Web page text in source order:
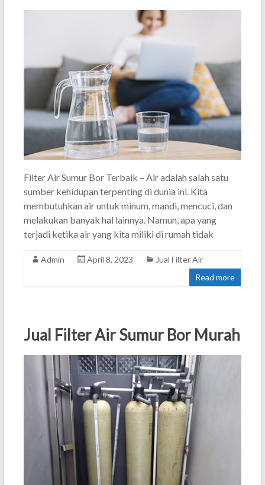
Filter Air Sumur Bor Terbaik – Air adalah salah satu
sumber kehidupan terpenting di dunia ini. Kita
membutuhkan air untuk minum, mandi, mencuci, dan
melakukan banyak hal lainnya. Namun, apa yang
terjadi ketika air yang kita miliki di rumah tidak
Admin April 8, 2023
Jual Filter Air
Read more
Jual Filter Air Sumur Bor Murah